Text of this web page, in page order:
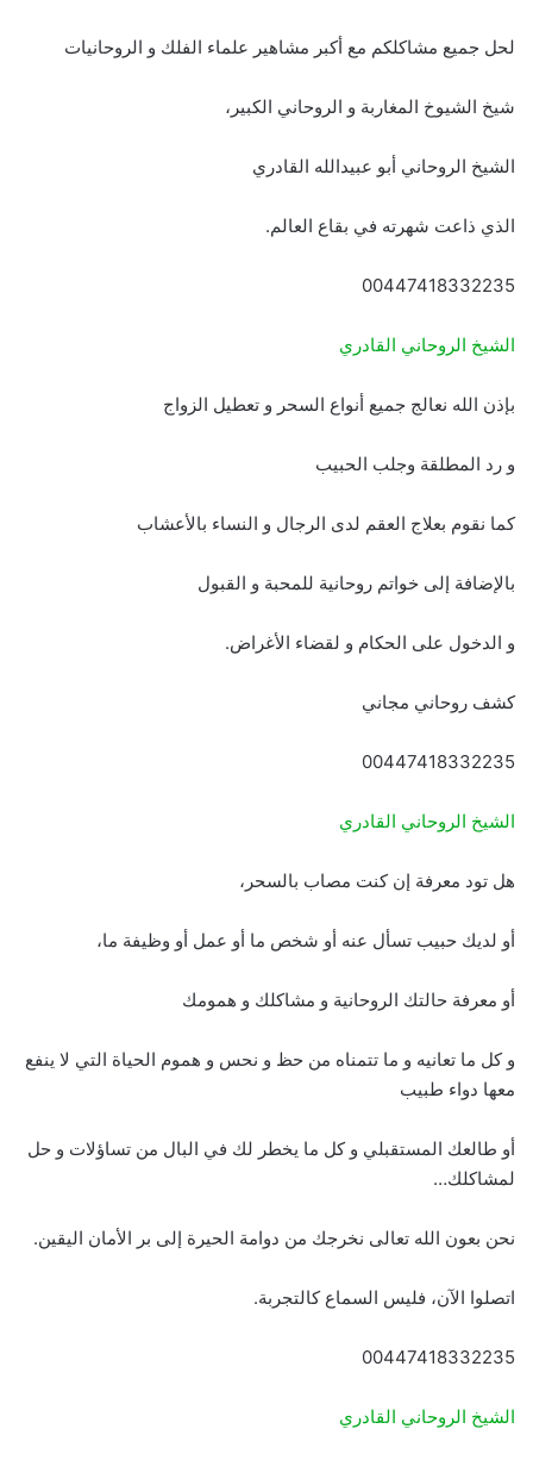
لحل جميع مشاكلكم مع أكبر مشاهير علماء الفلك و الروحانيات
شيخ الشيوخ المغاربة و الروحاني الكبير،
الشيخ الروحاني أبو عبيدالله القادري
الذي ذاعت شهرته في بقاع العالم.
00447418332235
الشيخ الروحاني القادري
بإذن الله نعالج جميع أنواع السحر و تعطيل الزواج
و رد المطلقة وجلب الحبيب
كما نقوم بعلاج العقم لدى الرجال و النساء بالأعشاب
بالإضافة إلى خواتم روحانية للمحبة و القبول
و الدخول على الحكام و لقضاء الأغراض.
كشف روحاني مجاني
00447418332235
الشيخ الروحاني القادري
هل تود معرفة إن كنت مصاب بالسحر،
أو لديك حبيب تسأل عنه أو شخص ما أو عمل أو وظيفة ما،
أو معرفة حالتك الروحانية و مشاكلك و همومك
و كل ما تعانيه و ما تتمناه من حظ و نحس و هموم الحياة التي لا ينفع
معها دواء طبيب
أو طالعك المستقبلي و كل ما يخطر لك في البال من تساؤلات و حل
لمشاكلك…
نحن بعون الله تعالى نخرجك من دوامة الحيرة إلى بر الأمان اليقين.
اتصلوا الآن، فليس السماع كالتجربة.
00447418332235
الشيخ الروحاني القادري